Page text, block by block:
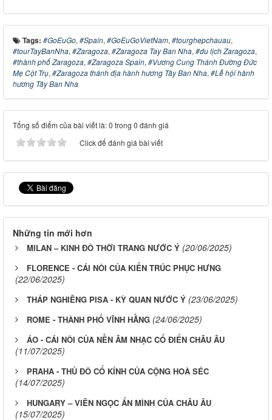
Tags: #GoEuGo, #Spain, #GoEuGoVietNam, #tourghepchauau,
#tourTayBanNha, #Zaragoza, #Zaragoza Tay Ban Nha, #du lịch Zaragoza,
#thành phố Zaragoza, #Zaragoza Spain, #Vương Cung Thánh Đường Đức
Mẹ Cột Trụ, #Zaragoza thánh địa hành hương Tây Ban Nha, #Lễ hội hành
hương Tây Ban Nha
Tổng số điểm của bài viết là: 0 trong 0 đánh giá
Click để đánh giá bài viết
Những tin mới hơn
MILAN – KINH ĐÔ THỜI TRANG NƯỚC Ý (20/06/2025)
FLORENCE - CÁI NÔI CỦA KIẾN TRÚC PHỤC HƯNG
(22/06/2025)
THÁP NGHIÊNG PISA - KỲ QUAN NƯỚC Ý (23/06/2025)
ROME - THÀNH PHỐ VĨNH HẰNG (24/06/2025)
ÁO - CÁI NÔI CỦA NỀN ÂM NHẠC CỔ ĐIỂN CHÂU ÂU
(11/07/2025)
PRAHA - THỦ ĐÔ CỔ KÍNH CỦA CỘNG HOÀ SÉC
(14/07/2025)
HUNGARY – VIÊN NGỌC ẨN MÌNH CỦA CHÂU ÂU
(15/07/2025)